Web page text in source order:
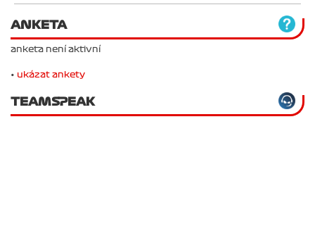
ANKETA
anketa není aktivní
• ukázat ankety
TEAMSPEAK